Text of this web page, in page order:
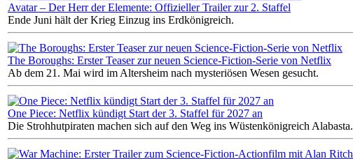
Avatar – Der Herr der Elemente: Offizieller Trailer zur 2. Staffel
Ende Juni hält der Krieg Einzug ins Erdkönigreich.
The Boroughs: Erster Teaser zur neuen Science-Fiction-Serie von Netflix
Ab dem 21. Mai wird im Altersheim nach mysteriösen Wesen gesucht.
One Piece: Netflix kündigt Start der 3. Staffel für 2027 an
Die Strohhutpiraten machen sich auf den Weg ins Wüstenkönigreich Alabasta.